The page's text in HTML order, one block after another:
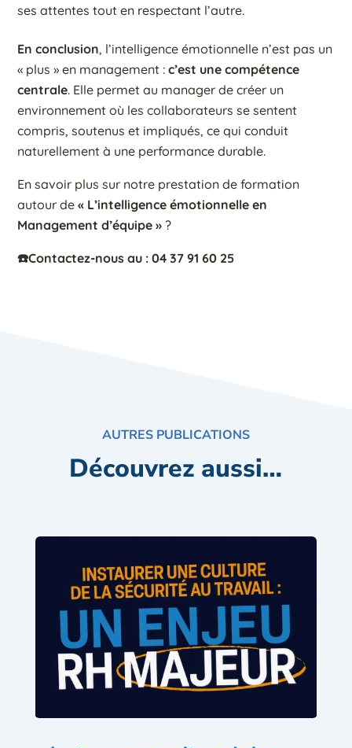
ses attentes tout en respectant l’autre.
En conclusion, l’intelligence émotionnelle n’est pas un
« plus » en management :c’est une compétence
centrale. Elle permet au manager de créer un
environnement où les collaborateurs se sentent
compris, soutenus et impliqués, ce qui conduit
naturellement à une performance durable.
En savoir plus sur notre prestation de formation
autour de« L’intelligence émotionnelle en
Management d’équipe » ?
☎️Contactez-nous au : 04 37 91 60 25
AUTRES PUBLICATIONS
Découvrez aussi…